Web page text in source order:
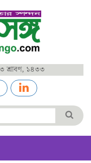
শ্রাবণ, ১৪৩৩